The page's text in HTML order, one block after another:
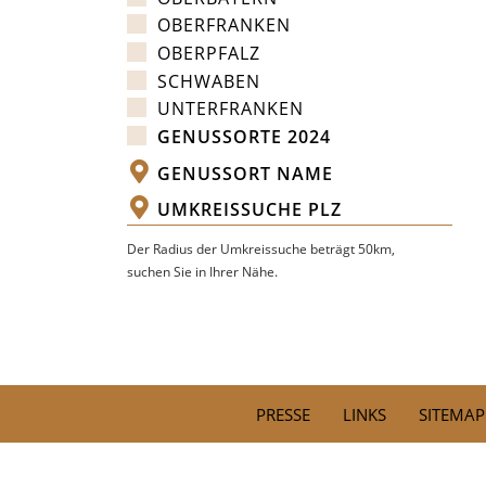
OBERFRANKEN
OBERPFALZ
SCHWABEN
UNTERFRANKEN
GENUSSORTE 2024
Der Radius der Umkreissuche beträgt 50km,
suchen Sie in Ihrer Nähe.
BESTEPRESSE LINKS SITEMAP